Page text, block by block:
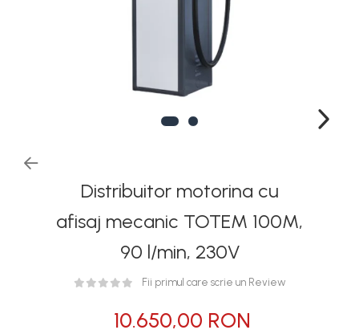
Rezervoare stationare
Distribuitor motorina cu
afisaj mecanic TOTEM 100M,
90 l/min, 230V
Fii primul care scrie un Review
10.650,00 RON